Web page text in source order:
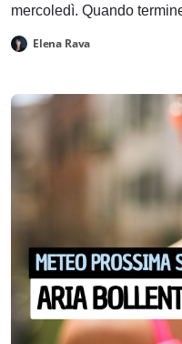
mercoledì. Quando
Elena Rava